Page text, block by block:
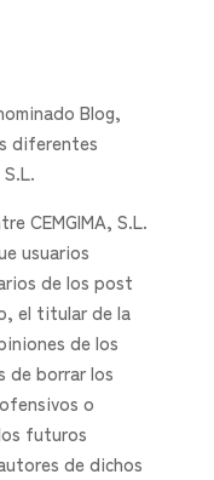
Blog,
diferentes
CEMGIMA, S.L.
usuarios
de los post
el titular de la
de los
de borrar los
o
futuros
de dichos